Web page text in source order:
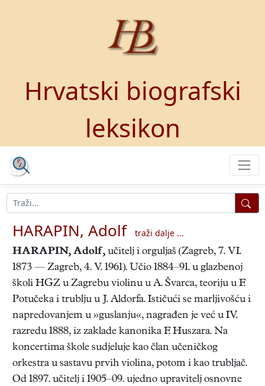
Hrvatski biografski
leksikon
HARAPIN, Adolf
traži dalje ...
HARAPIN, Adolf, učitelj i orguljaš (Zagreb, 7. VI.
1873 — Zagreb, 4. V. 1961). Učio 1884–91. u glazbenoj
školi HGZ u Zagrebu violinu u A. Švarca, teoriju u F.
Potučeka i trublju u J. Aldorfa. Ističući se marljivošću i
napredovanjem u »guslanju«, nagrađen je već u IV.
razredu 1888, iz zaklade kanonika F. Huszara. Na
koncertima škole sudjeluje kao član učeničkog
orkestra u sastavu prvih violina, potom i kao trubljač.
Od 1897. učitelj i 1905–09. ujedno upravitelj osnovne